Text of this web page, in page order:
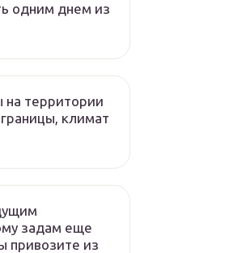
одним днем из
территории
климат
задам еще
привозите из